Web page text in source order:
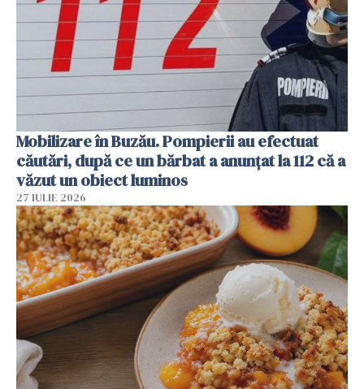
Mobilizare în Buzău. Pompierii au efectuat
căutări, după ce un bărbat a anunțat la 112 că a
văzut un obiect luminos
27 IULIE 2026